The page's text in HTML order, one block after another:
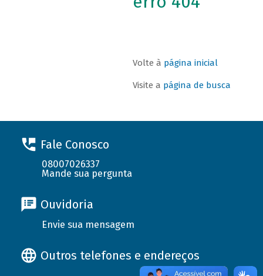
Volte à página inicial
Visite a página de busca
Fale Conosco
08007026337
Mande sua pergunta
Ouvidoria
Envie sua mensagem
Outros telefones e endereços